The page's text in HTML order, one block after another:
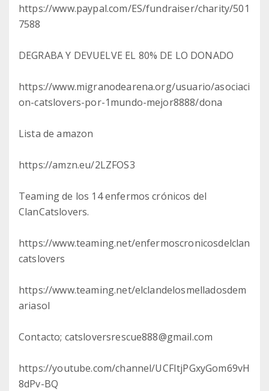
https://www.paypal.com/ES/fundraiser/charity/501
7588
DEGRABA Y DEVUELVE EL 80% DE LO DONADO
https://www.migranodearena.org/usuario/asociaci
on-catslovers-por-1mundo-mejor8888/dona
Lista de amazon
https://amzn.eu/2LZFOS3
Teaming de los 14 enfermos crónicos del
ClanCatslovers.
https://www.teaming.net/enfermoscronicosdelclan
catslovers
https://www.teaming.net/elclandelosmelladosdem
ariasol
Contacto; catsloversrescue888@gmail.com
https://youtube.com/channel/UCFItjPGxyGom69vH
8dPv-BQ